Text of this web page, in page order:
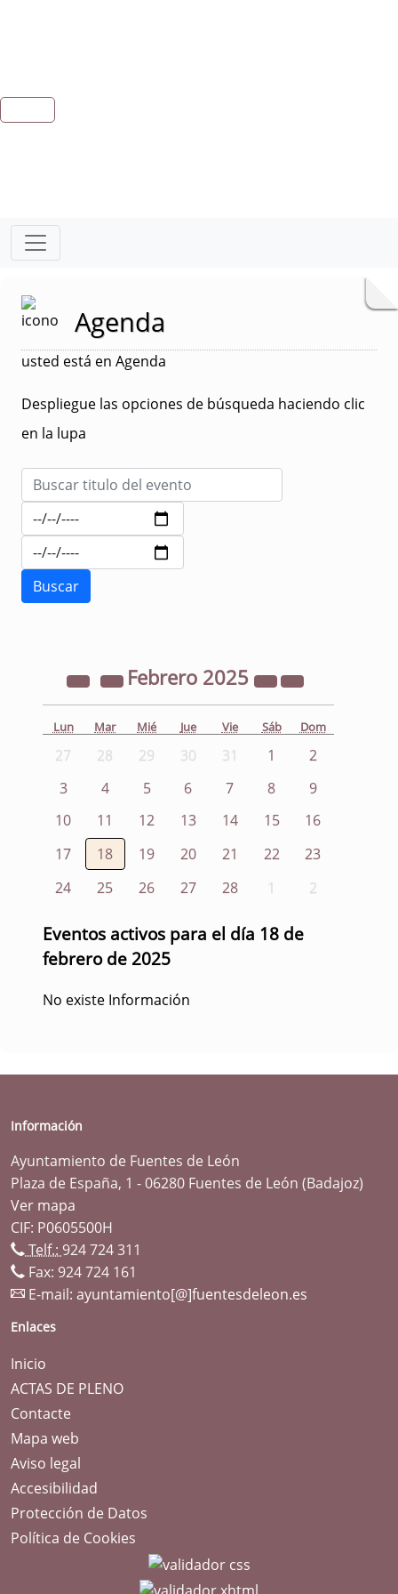
Agenda
usted está en Agenda
Despliegue las opciones de búsqueda haciendo clic
en la lupa
Febrero 2025
Lun Mar Mié Jue Vie Sáb Dom
27 28 29 30 31 1
2
3
4 5 6 7 8
9
10
11 12 13 14 15
16
17
18 19 20 21 22
23
24
25 26 27 28 1 2
Eventos activos para el día 18 de
febrero de 2025
No existe Información
Información
Ayuntamiento de Fuentes de León
Plaza de España, 1 - 06280 Fuentes de León (Badajoz)
Ver mapa
CIF: P0605500H
Telf.: 924 724 311
Fax: 924 724 161
E-mail: ayuntamiento[@]fuentesdeleon.es
Enlaces
Inicio
ACTAS DE PLENO
Contacte
Mapa web
Aviso legal
Accesibilidad
Protección de Datos
Política de Cookies